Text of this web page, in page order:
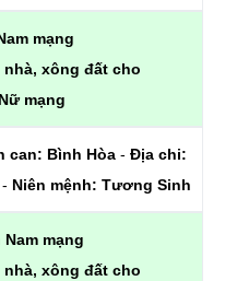
mạng
xông đất cho
mạng
can: Bình Hòa - Địa chi:
- Niên mệnh: Tương Sinh
Nam mạng
xông đất cho